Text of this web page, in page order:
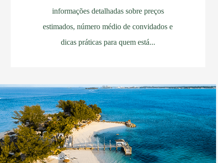
informações detalhadas sobre preços
estimados, número médio de convidados e
dicas práticas para quem está...